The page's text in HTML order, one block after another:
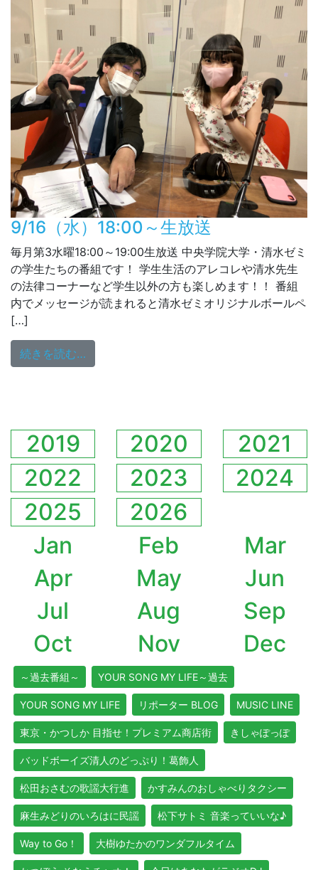
9/16（水）18:00～生放送
毎月第3水曜18:00～19:00生放送 中央学院大学・清水ゼミ
の学生たちの番組です！ 学生生活のアレコレや清水先生
の法律コーナーなど学生以外の方も楽しめます！！ 番組
内でメッセージが読まれると清水ゼミオリジナルボールペ
[…]
続きを読む…
2019 2020
2021
2022
2023
2024
2025
2026
Jan
Feb
Mar
Apr
May
Jun
Jul
Aug
Sep
Oct
Nov Dec
～過去番組～ YOUR SONG MY LIFE～過去
YOUR SONG MY LIFE リポーター BLOG MUSIC LINE
東京・かつしか 目指せ！プレミアム商店街 きしゃぽっぽ
バッドボーイズ清人のどっぷり！葛飾人
松田おさむの歌謡大行進 かすみんのおしゃべりタクシー
麻生みどりのいろはに民謡 松下サトミ 音楽っていいな♪
Way to Go！ 大樹ゆたかのワンダフルタイム